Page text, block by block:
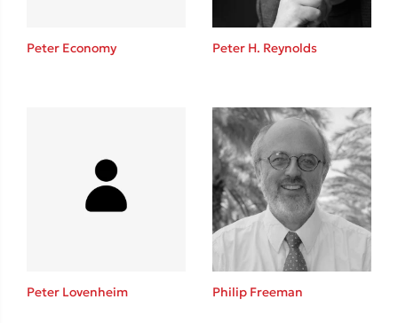
Teo Benedetti
Pierdomenico Baccalario
Δανάη Ιμπραχήμ
Τεστ: Ποιο αστυνομικό βιβλίο σου ταιριάζει για το καλοκαίρι;
Peter Economy Peter H. Reynolds
Peter Lovenheim Philip Freeman